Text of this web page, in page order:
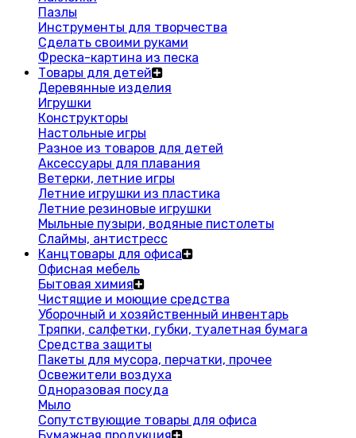
Пазлы
Инструменты для творчества
Сделать своими руками
Фреска-картина из песка
Товары для детей
Деревянные изделия
Игрушки
Конструкторы
Настольные игры
Разное из товаров для детей
Аксессуары для плавания
Ветерки, летние игры
Летние игрушки из пластика
Летние резиновые игрушки
Мыльные пузыри, водяные пистолеты
Слаймы, антистресс
Канцтовары для офиса
Офисная мебель
Бытовая химия
Чистящие и моющие средства
Уборочный и хозяйственный инвентарь
Тряпки, салфетки, губки, туалетная бумага
Средства защиты
Пакеты для мусора, перчатки, прочее
Освежители воздуха
Одноразовая посуда
Мыло
Сопутствующие товары для офиса